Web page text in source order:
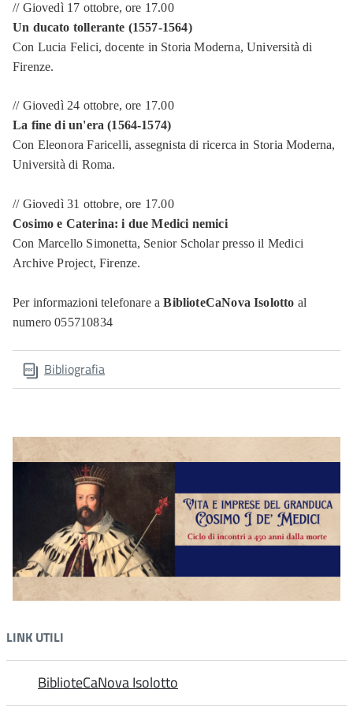
// Giovedì 17 ottobre, ore 17.00
Un ducato tollerante (1557-1564)
Con Lucia Felici, docente in Storia Moderna, Università di
Firenze.
// Giovedì 24 ottobre, ore 17.00
La fine di un'era (1564-1574)
Con Eleonora Faricelli, assegnista di ricerca in Storia Moderna,
Università di Roma.
// Giovedì 31 ottobre, ore 17.00
Cosimo e Caterina: i due Medici nemici
Con Marcello Simonetta, Senior Scholar presso il Medici
Archive Project, Firenze.
Per informazioni telefonare aBiblioteCaNova Isolotto al
numero 055710834
Bibliografia
LINK UTILI
BiblioteCaNova Isolotto